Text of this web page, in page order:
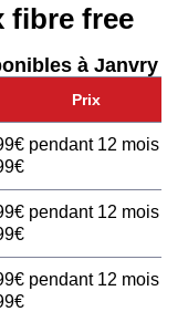
fibre free
à Janvry :
Prix
pendant 12 mois
pendant 12 mois
pendant 12 mois